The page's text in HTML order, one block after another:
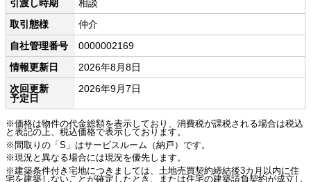
引渡し時期
相談
取引態様
仲介
自社管理番号
0000002169
情報更新日
2026年8月8日
次回更新
予定日
2026年9月7日
※価格は物件の代金総額を表示しており、消費税が課税される場合は税込
と表記の上、税込価格で表示しております。
※間取りの「S」はサービスルーム（納戸）です。
※現況と異なる場合には現況を優先します。
※建築条件付き宅地につきましては、土地売買契約締結後3カ月以内に住
宅を建築しないことが確定したとき、または住宅の建築請負契約が成立し